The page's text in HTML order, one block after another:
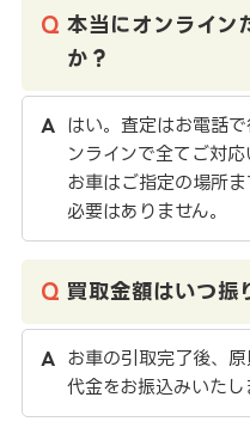
本当にオンライン
か？
はい。査定はお電話
ンラインで全てご対応
お車はご指定の場所
必要はありません。
買取金額はいつ振
お車の引取完了後、
代金をお振込みいたし